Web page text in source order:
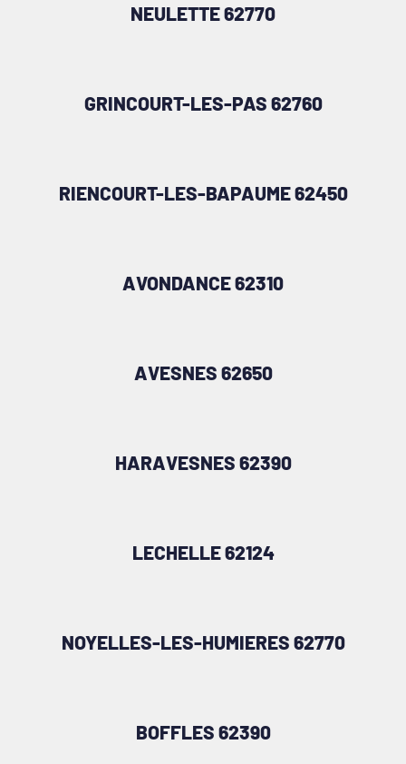
NEULETTE 62770
GRINCOURT-LES-PAS 62760
RIENCOURT-LES-BAPAUME 62450
AVONDANCE 62310
AVESNES 62650
HARAVESNES 62390
LECHELLE 62124
NOYELLES-LES-HUMIERES 62770
BOFFLES 62390